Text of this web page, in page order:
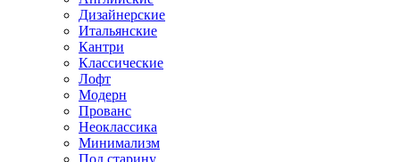
Дизайнерские
Итальянские
Кантри
Классические
Лофт
Модерн
Прованс
Неоклассика
Минимализм
Под старину